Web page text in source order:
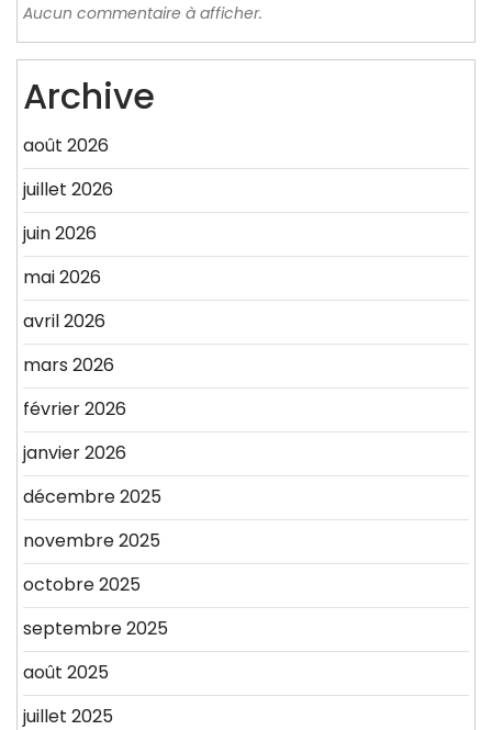
Aucun commentaire à afficher.
Archive
août 2026
juillet 2026
juin 2026
mai 2026
avril 2026
mars 2026
février 2026
janvier 2026
décembre 2025
novembre 2025
octobre 2025
septembre 2025
août 2025
juillet 2025